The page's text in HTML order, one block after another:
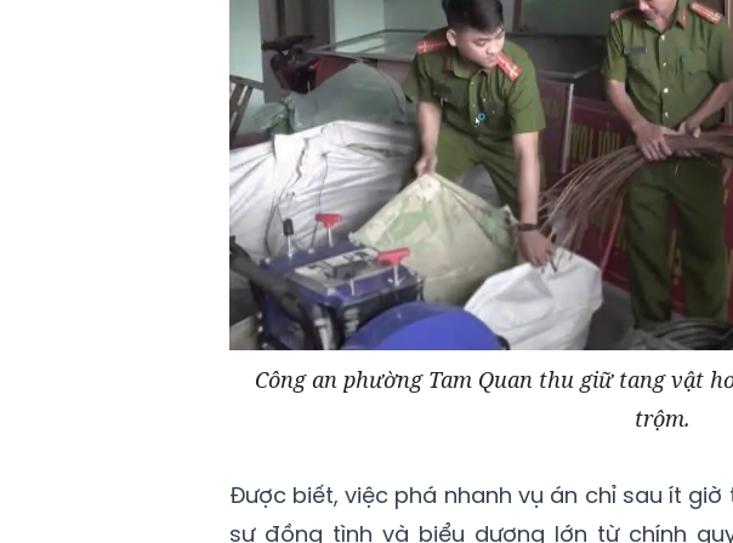
Công an phường Tam Quan thu giữ tang vật
trộm.
Được biết, việc phá nhanh vụ án chỉ sau ít
sự đồng tình và biểu dương lớn từ chính